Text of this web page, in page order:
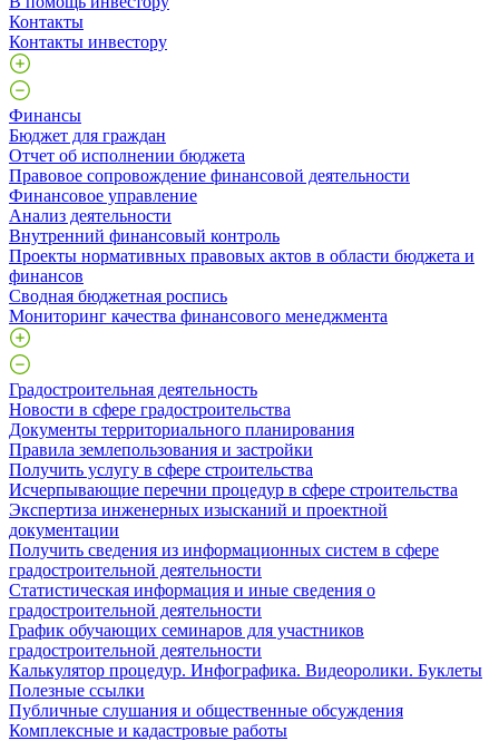
Контакты
Контакты инвестору
Финансы
Бюджет для граждан
Отчет об исполнении бюджета
Правовое сопровождение финансовой деятельности
Финансовое управление
Анализ деятельности
Внутренний финансовый контроль
Проекты нормативных правовых актов в области бюджета и
финансов
Сводная бюджетная роспись
Мониторинг качества финансового менеджмента
Градостроительная деятельность
Новости в сфере градостроительства
Документы территориального планирования
Правила землепользования и застройки
Получить услугу в сфере строительства
Исчерпывающие перечни процедур в сфере строительства
Экспертиза инженерных изысканий и проектной
документации
Получить сведения из информационных систем в сфере
градостроительной деятельности
Статистическая информация и иные сведения о
градостроительной деятельности
График обучающих семинаров для участников
градостроительной деятельности
Калькулятор процедур. Инфографика. Видеоролики. Буклеты
Полезные ссылки
Публичные слушания и общественные обсуждения
Комплексные и кадастровые работы